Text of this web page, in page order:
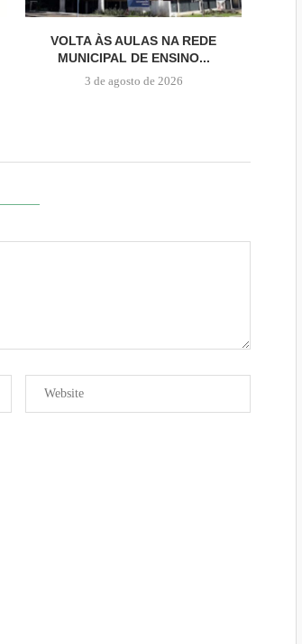
VOLTA ÀS AULAS NA REDE
MUNICIPAL DE ENSINO...
3 de agosto de 2026